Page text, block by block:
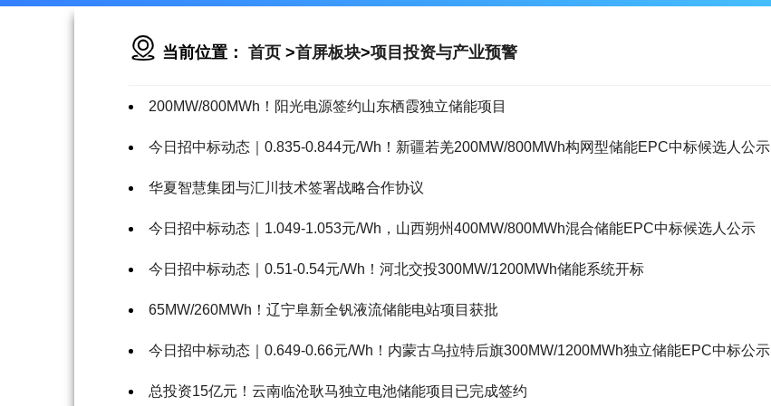
当前位置： 首页 >首屏板块>项目投资与产业预警
200MW/800MWh！阳光电源签约山东栖霞独立储能项目
今日招中标动态｜0.835-0.844元/Wh！新疆若羌200MW/800MWh构网型储能EPC中标候选人公示
华夏智慧集团与汇川技术签署战略合作协议
今日招中标动态｜1.049-1.053元/Wh，山西朔州400MW/800MWh混合储能EPC中标候选人公示
今日招中标动态｜0.51-0.54元/Wh！河北交投300MW/1200MWh储能系统开标
65MW/260MWh！辽宁阜新全钒液流储能电站项目获批
今日招中标动态｜0.649-0.66元/Wh！内蒙古乌拉特后旗300MW/1200MWh独立储能EPC中标公示
总投资15亿元！云南临沧耿马独立电池储能项目已完成签约